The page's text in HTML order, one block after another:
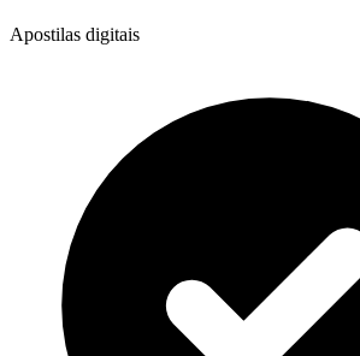
Apostilas digitais